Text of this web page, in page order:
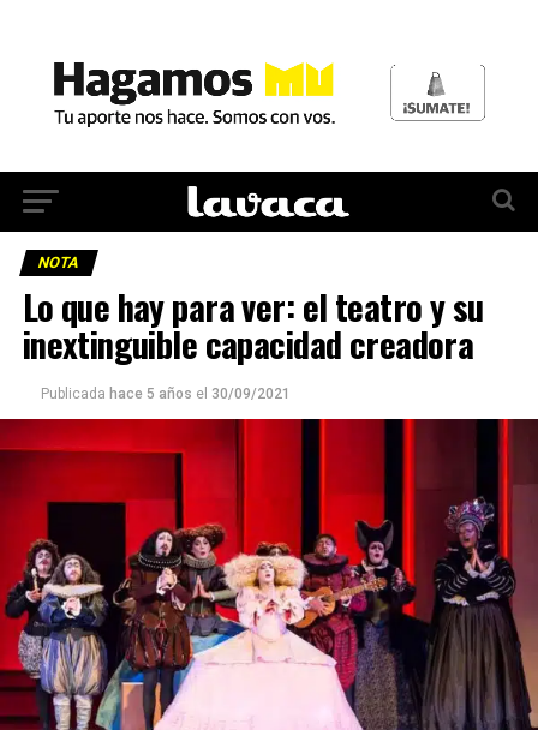
NOTA
Lo que hay para ver: el teatro y su
inextinguible capacidad creadora
Publicada hace 5 años el 30/09/2021